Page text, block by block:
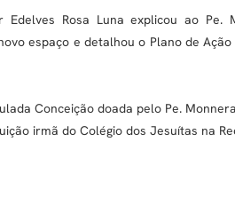
Rosa Luna explicou ao Pe.
espaço e detalhou o Plano de
Conceição doada pelo Pe.
irmã do Colégio dos Jesuítas na